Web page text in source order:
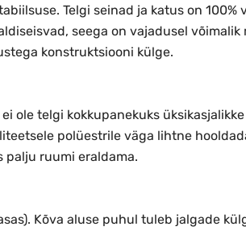
Telgi seinad ja katus on
seega on vajadusel
konstruktsiooni külge.
ole telgi kokkupanekuks
polüestrile väga lihtne
palju ruumi eraldama.
Kõva aluse puhul tuleb jalgade